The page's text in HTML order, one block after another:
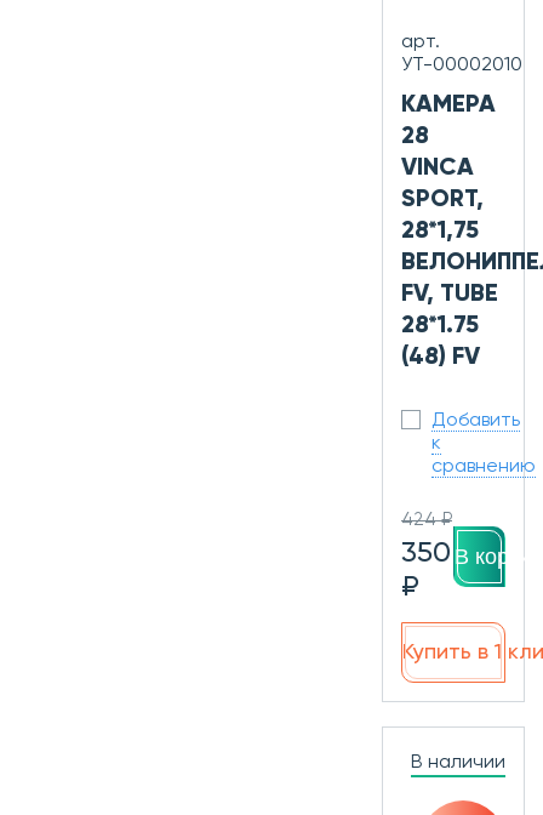
арт.
УТ-00002010
КАМЕРА
28
VINCA
SPORT,
28*1,75
FV, TUBE
28*1.75
(48) FV
Добавить
к
сравнению
424 ₽
350
₽
В
Купить в 1
В наличии